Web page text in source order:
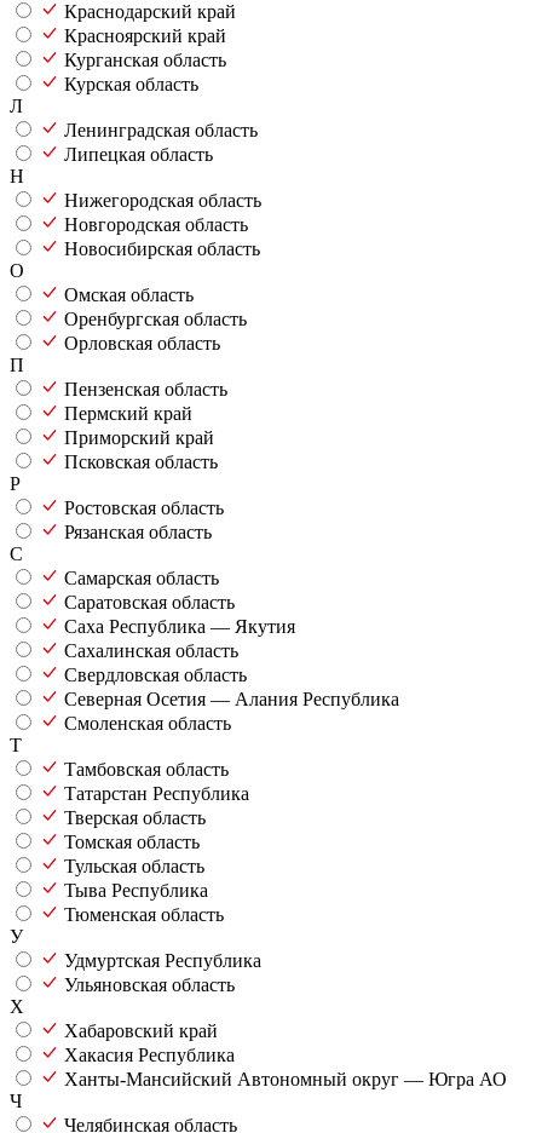
Краснодарский край
Красноярский край
Курганская область
Курская область
Л
Ленинградская область
Липецкая область
Н
Нижегородская область
Новгородская область
Новосибирская область
О
Омская область
Оренбургская область
Орловская область
П
Пензенская область
Пермский край
Приморский край
Псковская область
Р
Ростовская область
Рязанская область
С
Самарская область
Саратовская область
Саха Республика — Якутия
Сахалинская область
Свердловская область
Северная Осетия — Алания Республика
Смоленская область
Т
Тамбовская область
Татарстан Республика
Тверская область
Томская область
Тульская область
Тыва Республика
Тюменская область
У
Удмуртская Республика
Ульяновская область
Х
Хабаровский край
Хакасия Республика
Ханты-Мансийский Автономный округ — Югра АО
Ч
Челябинская область